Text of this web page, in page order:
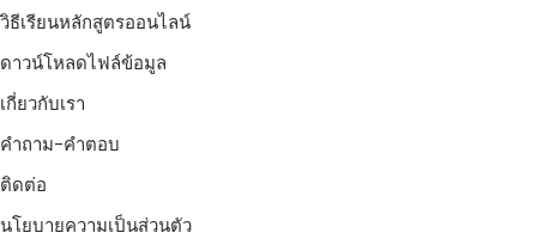
วิธีเรียนหลักสูตรออนไลน์
ดาวน์โหลดไฟล์ข้อมูล
เกี่ยวกับเรา
คำถาม-คำตอบ
ติดต่อ
นโยบายความเป็นส่วนตัว